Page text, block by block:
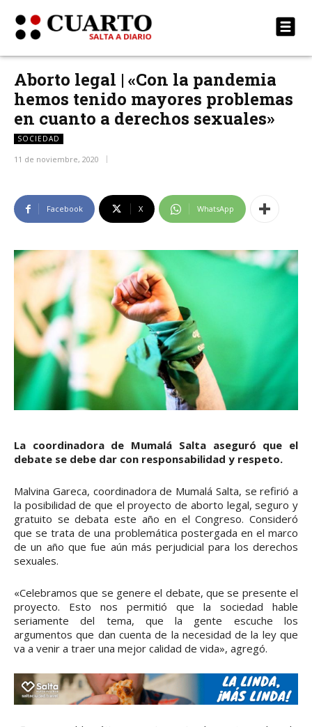
Aborto legal | «Con la pandemia
hemos tenido mayores problemas
en cuanto a derechos sexuales»
SOCIEDAD
11 de noviembre, 2020
Facebook X WhatsApp
La coordinadora de Mumalá Salta aseguró que el
debate se debe dar con responsabilidad y respeto.
Malvina Gareca, coordinadora de Mumalá Salta, se refirió a
la posibilidad de que el proyecto de aborto legal, seguro y
gratuito se debata este año en el Congreso. Consideró
que se trata de una problemática postergada en el marco
de un año que fue aún más perjudicial para los derechos
sexuales.
«Celebramos que se genere el debate, que se presente el
proyecto. Esto nos permitió que la sociedad hable
seriamente del tema, que la gente escuche los
argumentos que dan cuenta de la necesidad de la ley que
va a venir a traer una mejor calidad de vida», agregó.